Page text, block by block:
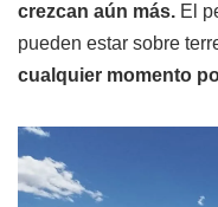
crezcan aún más. El
pueden estar sobre
cualquier momento